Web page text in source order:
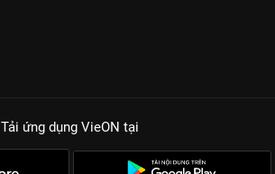
Tải ứng dụng VieON tại